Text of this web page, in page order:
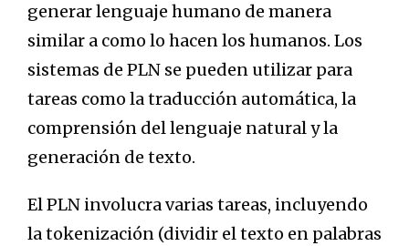
generar lenguaje humano de manera
similar a como lo hacen los humanos. Los
sistemas de PLN se pueden utilizar para
tareas como la traducción automática, la
comprensión del lenguaje natural y la
generación de texto.
El PLN involucra varias tareas, incluyendo
la tokenización (dividir el texto en palabras